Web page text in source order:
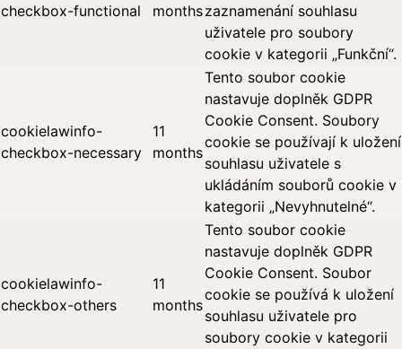
checkbox-functional
monthszaznamenání souhlasu
uživatele pro soubory
cookie v kategorii „Funkční“.
cookielawinfo-
checkbox-necessary
11
months
Tento soubor cookie
nastavuje doplněk GDPR
Cookie Consent. Soubory
cookie se používají k uložení
souhlasu uživatele s
ukládáním souborů cookie v
kategorii „Nevyhnutelné“.
cookielawinfo-
checkbox-others
11
months
Tento soubor cookie
nastavuje doplněk GDPR
Cookie Consent. Soubor
cookie se používá k uložení
souhlasu uživatele pro
soubory cookie v kategorii